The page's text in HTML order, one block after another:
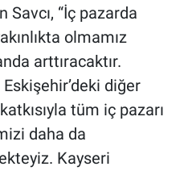
Savcı, “İç pazarda
olmamız
arttıracaktır.
Eskişehir’deki diğer
tüm iç pazarı
daha da
Kayseri